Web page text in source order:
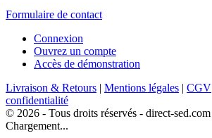
Formulaire de contact
Connexion
Ouvrez un compte
Accès de démonstration
Livraison & Retours | Mentions légales | CGV
confidentialité
© 2026 - Tous droits réservés - direct-sed.com
Chargement...